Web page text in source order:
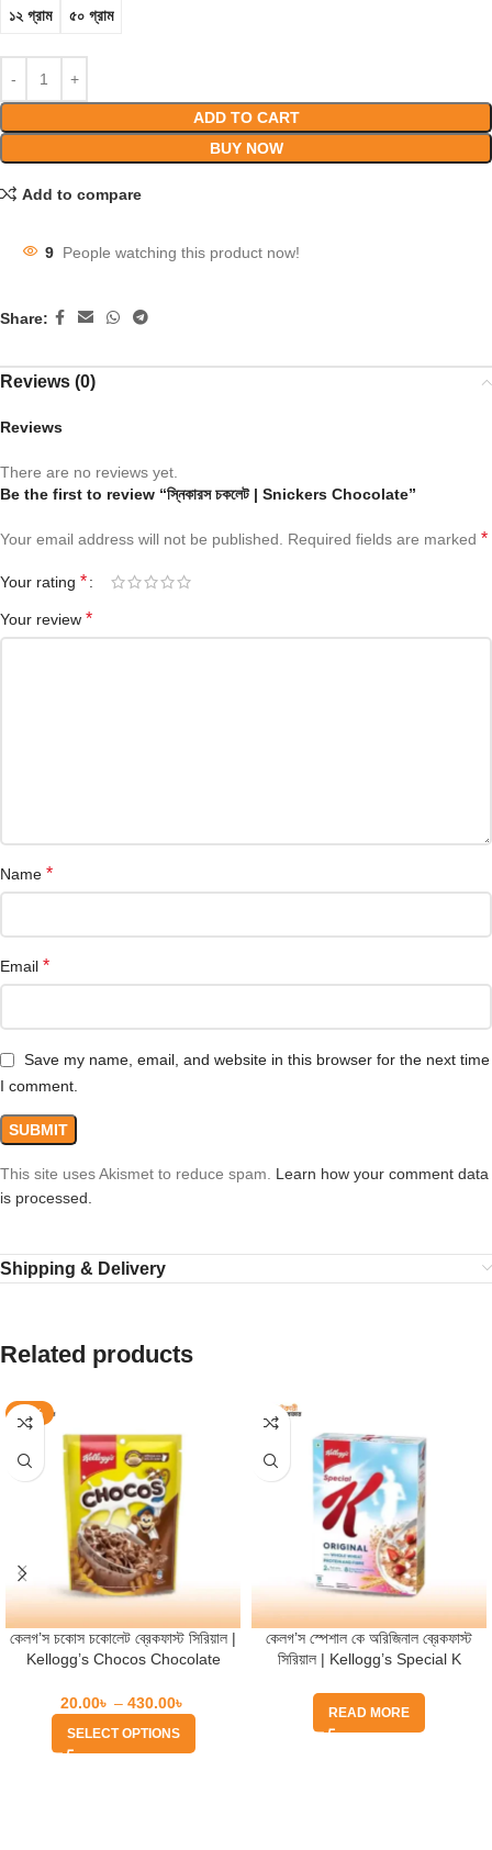
১২ গ্রাম ৫০ গ্রাম
ADD TO CART
BUY NOW
Add to compare
9 People watching this product now!
Share:
Reviews (0)
Reviews
There are no reviews yet.
Be the first to review “স্নিকারস চকলেট | Snickers Chocolate”
Your email address will not be published. Required fields are marked *
Your rating *
Your review *
Name *
Email *
Save my name, email, and website in this browser for the next time
I comment.
This site uses Akismet to reduce spam. Learn how your comment data
is processed.
Shipping & Delivery
Related products
-20%
কেলগ’স চকোস চকোলেট ব্রেকফাস্ট সিরিয়াল |
Kellogg’s Chocos Chocolate
20.00৳ – 430.00৳
SELECT OPTIONS
কেলগ’স স্পেশাল কে অরিজিনাল ব্রেকফাস্ট
সিরিয়াল | Kellogg’s Special K
READ MORE